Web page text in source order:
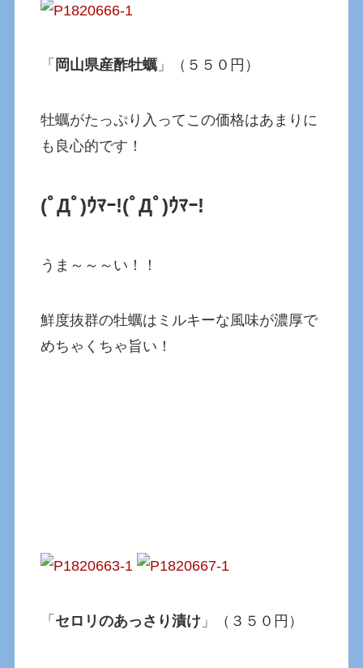
「 岡山県産酢牡蠣 」（５５０円）
牡蠣がたっぷり入ってこの価格はあまりに
も良心的です！
(ﾟДﾟ)ｳﾏｰ!(ﾟДﾟ)ｳﾏｰ!
うま～～～い！！
鮮度抜群の牡蠣はミルキーな風味が濃厚で
めちゃくちゃ旨い！
「 セロリのあっさり漬け 」（３５０円）